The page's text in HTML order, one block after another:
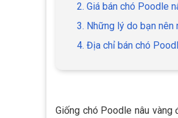
2. Giá bán chó Poodle
3. Những lý do bạn nên
4. Địa chỉ bán chó
Giống chó Poodle nâu vàng